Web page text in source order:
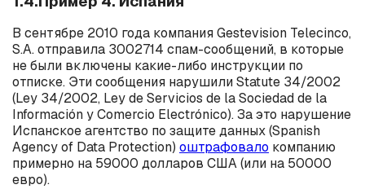
В сентябре 2010 года компания Gestevision Telecinco,
S.A. отправила 3002714 спам-сообщений, в которые
не были включены какие-либо инструкции по
отписке. Эти сообщения нарушили Statute 34/2002
(Ley 34/2002, Ley de Servicios de la Sociedad de la
Información y Comercio Electrónico). За это нарушение
Испанское агентство по защите данных (Spanish
Agency of Data Protection) оштрафовало компанию
примерно на 59000 долларов США (или на 50000
евро).